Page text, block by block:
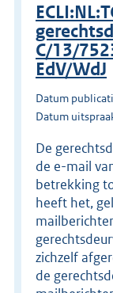
C/13/
EdV/WdJ
Datum
Datum
De
de e-mail
betrekking
heeft het,
zichzelf
de